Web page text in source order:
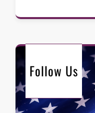
Follow Us